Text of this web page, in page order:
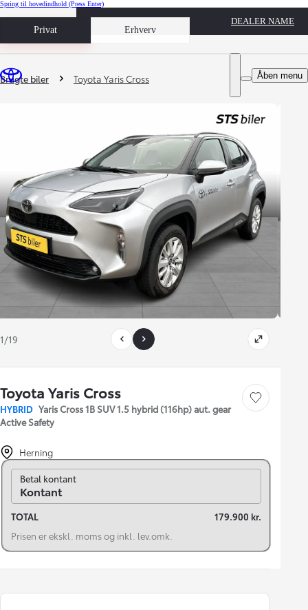
Spring til hovedindhold (Press Enter)
Privat Erhverv
Book prøvetur
DEALER NAME
Åben menu
Du er her
Brugte biler Toyota Yaris Cross
1/19
Toyota Yaris Cross
HYBRID Yaris Cross 1B SUV 1.5 hybrid (116hp) aut. gear
Active Safety
Gem bil
Herning
Skift til finansiering
Betal kontant
Kontant
TOTAL
179.900 kr.
Prisen er ekskl. moms og inkl. lev.omk.